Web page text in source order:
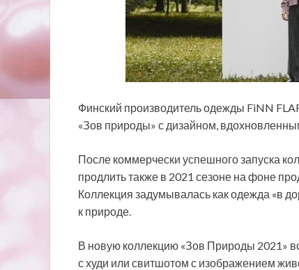
Финский производитель одежды FiNN
«Зов природы» с дизайном,
После коммерчески успешного запуска
продлитьтакже в 2021 сезоне на фоне
Коллекция задумывалась как одежда «в
к природе.
В новую коллекцию «Зов Природы 2021»
с худи или свитшотом с изображением